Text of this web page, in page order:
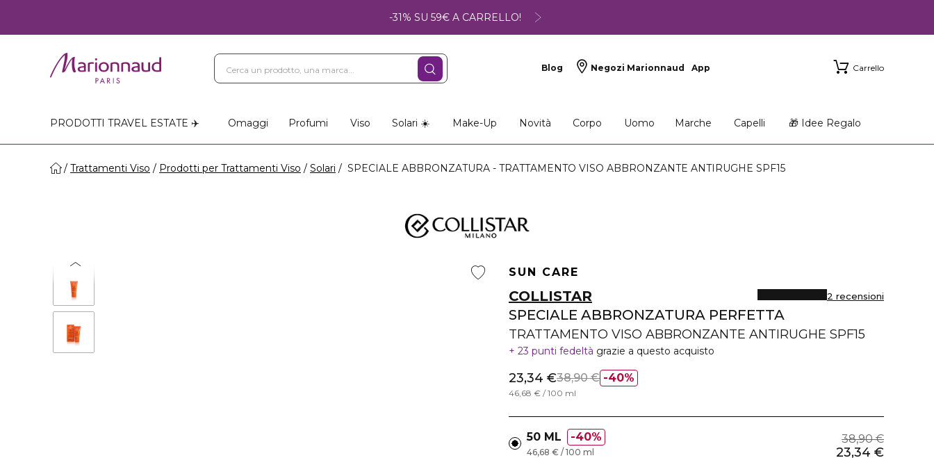
-31% SU 59€ A CARRELLO!
Blog Negozi Marionnaud App Carrello
PRODOTTI TRAVEL ESTATE ✈️ Omaggi Profumi Viso Solari ☀️ Make-Up Novità Corpo Uomo Marche Capelli 🎁 Idee Regalo
Trattamenti Viso Prodotti per Trattamenti Viso Solari SPECIALE ABBRONZATURA - TRATTAMENTO VISO ABBRONZANTE ANTIRUGHE SPF15
SUN CARE
COLLISTAR
SPECIALE ABBRONZATURA PERFETTA
TRATTAMENTO VISO ABBRONZANTE ANTIRUGHE SPF15
2 recensioni
23 punti fedeltà grazie a questo acquisto
40%
23,34 €38,90 €
46,68 € / 100 ml
50 ML 40% 38,90 €
23,34 €
46,68 € / 100 ml